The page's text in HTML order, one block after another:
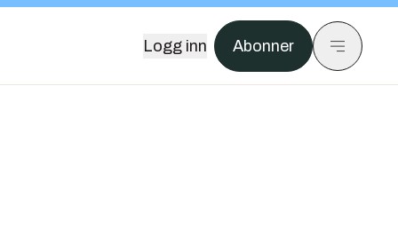
Logg inn Abonner